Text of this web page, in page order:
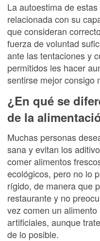
La autoestima de
relacionada con su
que consideran
fuerza de voluntad
ante las tentaciones y
permitidos les hacer
sentirse mejor consigo
¿En qué se
de la
Muchas personas
sana y evitan los
comer alimentos
ecológicos, pero no lo
rígido, de manera que
restaurante y no
vez comen un
artificiales, aunque
de lo posible.